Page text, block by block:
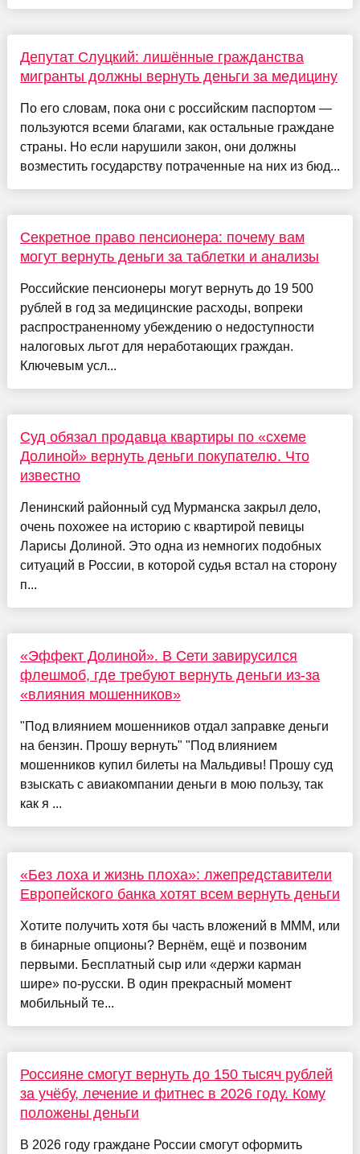
Депутат Слуцкий: лишённые гражданства
мигранты должны вернуть деньги за медицину
По его словам, пока они с российским паспортом —
пользуются всеми благами, как остальные граждане
страны. Но если нарушили закон, они должны
возместить государству потраченные на них из бюд...
Секретное право пенсионера: почему вам
могут вернуть деньги за таблетки и анализы
Российские пенсионеры могут вернуть до 19 500
рублей в год за медицинские расходы, вопреки
распространенному убеждению о недоступности
налоговых льгот для неработающих граждан.
Ключевым усл...
Суд обязал продавца квартиры по «схеме
Долиной» вернуть деньги покупателю. Что
известно
Ленинский районный суд Мурманска закрыл дело,
очень похожее на историю с квартирой певицы
Ларисы Долиной. Это одна из немногих подобных
ситуаций в России, в которой судья встал на сторону
п...
«Эффект Долиной». В Сети завирусился
флешмоб, где требуют вернуть деньги из-за
«влияния мошенников»
"Под влиянием мошенников отдал заправке деньги
на бензин. Прошу вернуть" "Под влиянием
мошенников купил билеты на Мальдивы! Прошу суд
взыскать с авиакомпании деньги в мою пользу, так
как я ...
«Без лоха и жизнь плоха»: лжепредставители
Европейского банка хотят всем вернуть деньги
Хотите получить хотя бы часть вложений в МММ, или
в бинарные опционы? Вернём, ещё и позвоним
первыми. Бесплатный сыр или «держи карман
шире» по-русски. В один прекрасный момент
мобильный те...
Россияне смогут вернуть до 150 тысяч рублей
за учёбу, лечение и фитнес в 2026 году. Кому
положены деньги
В 2026 году граждане России смогут оформить